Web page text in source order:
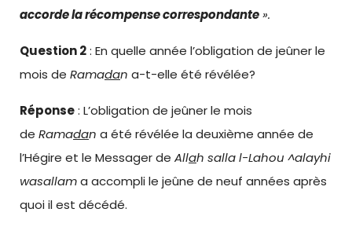
accorde la récompense correspondante».
Question 2: En quelle année l’obligation de jeûner le
mois de Ramadan a-t-elle été révélée?
Réponse: L’obligation de jeûner le mois
de Ramadan a été révélée la deuxième année de
l’Hégire et le Messager de Allah salla l-Lahou ^alayhi
wasallama accompli le jeûne de neuf années après
quoi il est décédé.